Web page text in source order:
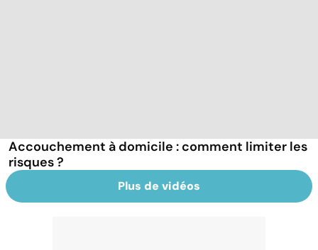
Accouchement à domicile : comment limiter les
risques ?
Plus de vidéos